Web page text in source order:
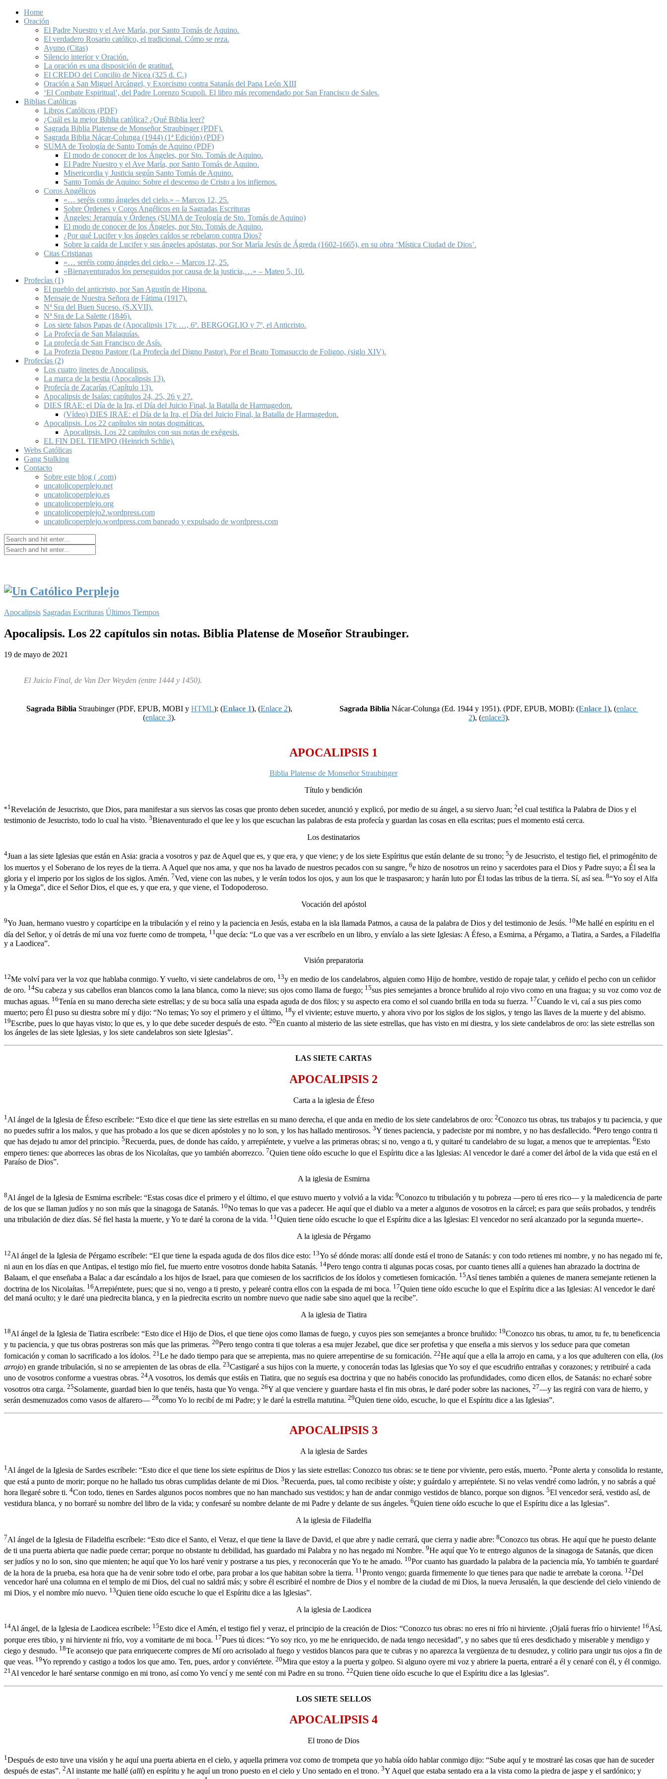
Home
Oración
El Padre Nuestro y el Ave María, por Santo Tomás de Aquino.
El verdadero Rosario católico, el tradicional. Cómo se reza.
Ayuno (Citas)
Silencio interior y Oración.
La oración es una disposición de gratitud.
El CREDO del Concilio de Nicea (325 d. C.)
Oración a San Miguel Arcángel, y Exorcismo contra Satanás del Papa León XIII
‘El Combate Espiritual’, del Padre Lorenzo Scupoli. El libro más recomendado por San Francisco de Sales.
Biblias Católicas
Libros Católicos (PDF)
¿Cuál es la mejor Biblia católica? ¿Qué Biblia leer?
Sagrada Biblia Platense de Monseñor Straubinger (PDF).
Sagrada Biblia Nácar-Colunga (1944) (1ª Edición) (PDF)
SUMA de Teología de Santo Tomás de Aquino (PDF)
El modo de conocer de los Ángeles, por Sto. Tomás de Aquino.
El Padre Nuestro y el Ave María, por Santo Tomás de Aquino.
Misericordia y Justicia según Santo Tomás de Aquino.
Santo Tomás de Aquino: Sobre el descenso de Cristo a los infiernos.
Coros Angélicos
«… seréis como ángeles del cielo.» – Marcos 12, 25.
Sobre Órdenes y Coros Angélicos en la Sagradas Escrituras
Ángeles: Jerarquía y Órdenes (SUMA de Teología de Sto. Tomás de Aquino)
El modo de conocer de los Ángeles, por Sto. Tomás de Aquino.
¿Por qué Lucifer y los ángeles caídos se rebelaron contra Dios?
Sobre la caída de Lucifer y sus ángeles apóstatas, por Sor María Jesús de Ágreda (1602-1665), en su obra ‘Mística Ciudad de Dios’.
Citas Cristianas
«… seréis como ángeles del cielo.» – Marcos 12, 25.
«Bienaventurados los perseguidos por causa de la justicia,…» – Mateo 5, 10.
Profecías (1)
El pueblo del anticristo, por San Agustín de Hipona.
Mensaje de Nuestra Señora de Fátima (1917).
Nª Sra del Buen Suceso. (S.XVII).
Nª Sra de La Salette (1846).
Los siete falsos Papas de (Apocalipsis 17): …, 6º. BERGOGLIO y 7º, el Anticristo.
La Profecía de San Malaquías.
La profecía de San Francisco de Asís.
La Profezia Degno Pastore (La Profecía del Digno Pastor). Por el Beato Tomasuccio de Foligno, (siglo XIV).
Profecías (2)
Los cuatro jinetes de Apocalipsis.
La marca de la bestia (Apocalipsis 13).
Profecía de Zacarías (Capítulo 13).
Apocalipsis de Isaías: capítulos 24, 25, 26 y 27.
DIES IRAE: el Día de la Ira, el Día del Juicio Final, la Batalla de Harmagedon.
(Vídeo) DIES IRAE: el Día de la Ira, el Día del Juicio Final, la Batalla de Harmagedon.
Apocalipsis. Los 22 capítulos sin notas dogmáticas.
Apocalipsis. Los 22 capítulos con sus notas de exégesis.
EL FIN DEL TIEMPO (Heinrich Schlie).
Webs Católicas
Gang Stalking
Contacto
Sobre este blog ( .com)
uncatolicoperplejo.net
uncatolicoperplejo.es
uncatolicoperplejo.org
uncatolicoperplejo2.wordpress.com
uncatolicoperplejo.wordpress.com baneado y expulsado de wordpress.com
Apocalipsis Sagradas Escrituras Últimos Tiempos
Apocalipsis. Los 22 capítulos sin notas. Biblia Platense de Moseñor Straubinger.
19 de mayo de 2021
El Juicio Final, de Van Der Weyden (entre 1444 y 1450).
Sagrada Biblia Straubinger (PDF, EPUB, MOBI yHTML): (Enlace 1), (Enlace 2),
(enlace 3).
Sagrada Biblia Nácar-Colunga (Ed. 1944 y 1951). (PDF, EPUB, MOBI): (Enlace 1), (enlace
2), (enlace3).
APOCALIPSIS 1
Biblia Platense de Monseñor Straubinger
Título y bendición
«1 Revelación de Jesucristo, que Dios, para manifestar a sus siervos las cosas que pronto deben suceder, anunció y explicó, por medio de su ángel, a su siervo Juan; 2el cual testifica la Palabra de Dios y el
testimonio de Jesucristo, todo lo cual ha visto. 3Bienaventurado el que lee y los que escuchan las palabras de esta profecía y guardan las cosas en ella escritas; pues el momento está cerca.
Los destinatarios
4Juan a las siete Iglesias que están en Asia: gracia a vosotros y paz de Aquel que es, y que era, y que viene; y de los siete Espíritus que están delante de su trono; 5y de Jesucristo, el testigo fiel, el primogénito de
los muertos y el Soberano de los reyes de la tierra. A Aquel que nos ama, y que nos ha lavado de nuestros pecados con su sangre, 6e hizo de nosotros un reino y sacerdotes para el Dios y Padre suyo; a Él sea la
gloria y el imperio por los siglos de los siglos. Amén. 7Ved, viene con las nubes, y le verán todos los ojos, y aun los que le traspasaron; y harán luto por Él todas las tribus de la tierra. Sí, así sea. 8“Yo soy el Alfa
y la Omega”, dice el Señor Dios, el que es, y que era, y que viene, el Todopoderoso.
Vocación del apóstol
9Yo Juan, hermano vuestro y copartícipe en la tribulación y el reino y la paciencia en Jesús, estaba en la isla llamada Patmos, a causa de la palabra de Dios y del testimonio de Jesús. 10Me hallé en espíritu en el
día del Señor, y oí detrás de mí una voz fuerte como de trompeta, 11 que decía: “Lo que vas a ver escríbelo en un libro, y envíalo a las siete Iglesias: A Éfeso, a Esmirna, a Pérgamo, a Tiatira, a Sardes, a Filadelfia
y a Laodicea”.
Visión preparatoria
12Me volví para ver la voz que hablaba conmigo. Y vuelto, vi siete candelabros de oro, 13y en medio de los candelabros, alguien como Hijo de hombre, vestido de ropaje talar, y ceñido el pecho con un ceñidor
de oro. 14Su cabeza y sus cabellos eran blancos como la lana blanca, como la nieve; sus ojos como llama de fuego; 15sus pies semejantes a bronce bruñido al rojo vivo como en una fragua; y su voz como voz de
muchas aguas. 16Tenía en su mano derecha siete estrellas; y de su boca salía una espada aguda de dos filos; y su aspecto era como el sol cuando brilla en toda su fuerza. 17Cuando le vi, caí a sus pies como
muerto; pero Él puso su diestra sobre mí y dijo: “No temas; Yo soy el primero y el último, 18y el viviente; estuve muerto, y ahora vivo por los siglos de los siglos, y tengo las llaves de la muerte y del abismo.
19Escribe, pues lo que hayas visto; lo que es, y lo que debe suceder después de esto. 20En cuanto al misterio de las siete estrellas, que has visto en mi diestra, y los siete candelabros de oro: las siete estrellas son
los ángeles de las siete Iglesias, y los siete candelabros son siete Iglesias”.
LAS SIETE CARTAS
APOCALIPSIS 2
Carta a la iglesia de Éfeso
1 Al ángel de la Iglesia de Éfeso escríbele: “Esto dice el que tiene las siete estrellas en su mano derecha, el que anda en medio de los siete candelabros de oro: 2Conozco tus obras, tus trabajos y tu paciencia, y que
no puedes sufrir a los malos, y que has probado a los que se dicen apóstoles y no lo son, y los has hallado mentirosos. 3Y tienes paciencia, y padeciste por mi nombre, y no has desfallecido. 4Pero tengo contra ti
que has dejado tu amor del principio. 5Recuerda, pues, de donde has caído, y arrepiéntete, y vuelve a las primeras obras; si no, vengo a ti, y quitaré tu candelabro de su lugar, a menos que te arrepientas. 6Esto
empero tienes: que aborreces las obras de los Nicolaítas, que yo también aborrezco. 7Quien tiene oído escuche lo que el Espíritu dice a las Iglesias: Al vencedor le daré a comer del árbol de la vida que está en el
Paraíso de Dios”.
A la iglesia de Esmirna
8Al ángel de la Iglesia de Esmirna escríbele: “Estas cosas dice el primero y el último, el que estuvo muerto y volvió a la vida: 9Conozco tu tribulación y tu pobreza —pero tú eres rico— y la maledicencia de parte
de los que se llaman judíos y no son más que la sinagoga de Satanás. 10No temas lo que vas a padecer. He aquí que el diablo va a meter a algunos de vosotros en la cárcel; es para que seáis probados, y tendréis
una tribulación de diez días. Sé fiel hasta la muerte, y Yo te daré la corona de la vida. 11Quien tiene oído escuche lo que el Espíritu dice a las Iglesias: El vencedor no será alcanzado por la segunda muerte».
A la iglesia de Pérgamo
12Al ángel de la Iglesia de Pérgamo escríbele: “El que tiene la espada aguda de dos filos dice esto: 13Yo sé dónde moras: allí donde está el trono de Satanás: y con todo retienes mi nombre, y no has negado mi fe,
ni aun en los días en que Antipas, el testigo mío fiel, fue muerto entre vosotros donde habita Satanás. 14Pero tengo contra ti algunas pocas cosas, por cuanto tienes allí a quienes han abrazado la doctrina de
Balaam, el que enseñaba a Balac a dar escándalo a los hijos de Israel, para que comiesen de los sacrificios de los ídolos y cometiesen fornicación. 15Así tienes también a quienes de manera semejante retienen la
doctrina de los Nicolaítas. 16Arrepiéntete, pues; que si no, vengo a ti presto, y pelearé contra ellos con la espada de mi boca. 17Quien tiene oído escuche lo que el Espíritu dice a las Iglesias: Al vencedor le daré
del maná oculto; y le daré una piedrecita blanca, y en la piedrecita escrito un nombre nuevo que nadie sabe sino aquel que la recibe”.
A la iglesia de Tiatira
18Al ángel de la Iglesia de Tiatira escríbele: “Esto dice el Hijo de Dios, el que tiene ojos como llamas de fuego, y cuyos pies son semejantes a bronce bruñido: 19Conozco tus obras, tu amor, tu fe, tu beneficencia
y tu paciencia, y que tus obras postreras son más que las primeras. 20Pero tengo contra ti que toleras a esa mujer Jezabel, que dice ser profetisa y que enseña a mis siervos y los seduce para que cometan
fornicación y coman lo sacrificado a los ídolos. 21 Le he dado tiempo para que se arrepienta, mas no quiere arrepentirse de su fornicación. 22He aquí que a ella la arrojo en cama, y a los que adulteren con ella, (los
arrojo) en grande tribulación, si no se arrepienten de las obras de ella. 23Castigaré a sus hijos con la muerte, y conocerán todas las Iglesias que Yo soy el que escudriño entrañas y corazones; y retribuiré a cada
uno de vosotros conforme a vuestras obras. 24A vosotros, los demás que estáis en Tiatira, que no seguís esa doctrina y que no habéis conocido las profundidades, como dicen ellos, de Satanás: no echaré sobre
vosotros otra carga. 25Solamente, guardad bien lo que tenéis, hasta que Yo venga. 26Y al que venciere y guardare hasta el fin mis obras, le daré poder sobre las naciones, 27—y las regirá con vara de hierro, y
serán desmenuzados como vasos de alfarero— 28como Yo lo recibí de mi Padre; y le daré la estrella matutina. 29Quien tiene oído, escuche, lo que el Espíritu dice a las Iglesias”.
APOCALIPSIS 3
A la iglesia de Sardes
1 Al ángel de la Iglesia de Sardes escríbele: “Esto dice el que tiene los siete espíritus de Dios y las siete estrellas: Conozco tus obras: se te tiene por viviente, pero estás, muerto. 2Ponte alerta y consolida lo restante,
que está a punto de morir; porque no he hallado tus obras cumplidas delante de mi Dios. 3Recuerda, pues, tal como recibiste y oíste; y guárdalo y arrepiéntete. Si no velas vendré como ladrón, y no sabrás a qué
hora llegaré sobre ti. 4Con todo, tienes en Sardes algunos pocos nombres que no han manchado sus vestidos; y han de andar conmigo vestidos de blanco, porque son dignos. 5El vencedor será, vestido así, de
vestidura blanca, y no borraré su nombre del libro de la vida; y confesaré su nombre delante de mi Padre y delante de sus ángeles. 6Quien tiene oído escuche lo que el Espíritu dice a las Iglesias”.
A la iglesia de Filadelfia
7Al ángel de la Iglesia de Filadelfia escríbele: “Esto dice el Santo, el Veraz, el que tiene la llave de David, el que abre y nadie cerrará, que cierra y nadie abre: 8Conozco tus obras. He aquí que he puesto delante
de ti una puerta abierta que nadie puede cerrar; porque no obstante tu debilidad, has guardado mi Palabra y no has negado mi Nombre. 9He aquí que Yo te entrego algunos de la sinagoga de Satanás, que dicen
ser judíos y no lo son, sino que mienten; he aquí que Yo los haré venir y postrarse a tus pies, y reconocerán que Yo te he amado. 10Por cuanto has guardado la palabra de la paciencia mía, Yo también te guardaré
de la hora de la prueba, esa hora que ha de venir sobre todo el orbe, para probar a los que habitan sobre la tierra. 11 Pronto vengo; guarda firmemente lo que tienes para que nadie te arrebate la corona. 12Del
vencedor haré una columna en el templo de mi Dios, del cual no saldrá más; y sobre él escribiré el nombre de Dios y el nombre de la ciudad de mi Dios, la nueva Jerusalén, la que desciende del cielo viniendo de
mi Dios, y el nombre mío nuevo. 13Quien tiene oído escuche lo que el Espíritu dice a las Iglesias”.
A la iglesia de Laodicea
14Al ángel, de la Iglesia de Laodicea escríbele: 15Esto dice el Amén, el testigo fiel y veraz, el principio de la creación de Dios: “Conozco tus obras: no eres ni frío ni hirviente. ¡Ojalá fueras frío o hirviente! 16Así,
porque eres tibio, y ni hirviente ni frío, voy a vomitarte de mi boca. 17Pues tú dices: “Yo soy rico, yo me he enriquecido, de nada tengo necesidad”, y no sabes que tú eres desdichado y miserable y mendigo y
ciego y desnudo. 18Te aconsejo que para enriquecerte compres de Mí oro acrisolado al fuego y vestidos blancos para que te cubras y no aparezca la vergüenza de tu desnudez, y colirio para ungir tus ojos a fin de
que veas. 19Yo reprendo y castigo a todos los que amo. Ten, pues, ardor y conviértete. 20Mira que estoy a la puerta y golpeo. Si alguno oyere mi voz y abriere la puerta, entraré a él y cenaré con él, y él conmigo.
21 Al vencedor le haré sentarse conmigo en mi trono, así como Yo vencí y me senté con mi Padre en su trono. 22Quien tiene oído escuche lo que el Espíritu dice a las Iglesias”.
LOS SIETE SELLOS
APOCALIPSIS 4
El trono de Dios
1 Después de esto tuve una visión y he aquí una puerta abierta en el cielo, y aquella primera voz como de trompeta que yo había oído hablar conmigo dijo: “Sube aquí y te mostraré las cosas que han de suceder
después de estas”. 2Al instante me hallé (allí) en espíritu y he aquí un trono puesto en el cielo y Uno sentado en el trono. 3Y Aquel que estaba sentado era a la vista como la piedra de jaspe y el sardónico; y